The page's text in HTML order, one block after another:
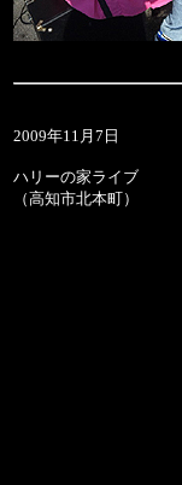
2009年11月7日
ハリーの家ライブ
（高知市北本町）